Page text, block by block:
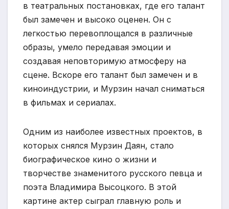
в театральных постановках, где его талант
был замечен и высоко оценен. Он с
легкостью перевоплощался в различные
образы, умело передавая эмоции и
создавая неповторимую атмосферу на
сцене. Вскоре его талант был замечен и в
киноиндустрии, и Мурзин начал сниматься
в фильмах и сериалах.
Одним из наиболее известных проектов, в
которых снялся Мурзин Даян, стало
биографическое кино о жизни и
творчестве знаменитого русского певца и
поэта Владимира Высоцкого. В этой
картине актер сыграл главную роль и